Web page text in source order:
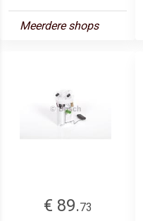
Meerdere shops
€ 89.73